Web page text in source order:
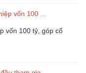
vốn 100 tỷ, góp cổ